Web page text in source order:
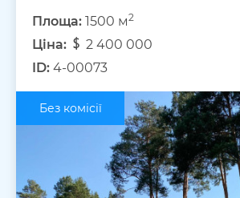
Площа: 1500 м2
Ціна:
2 400 000
ID: 4-00073
Без комісії